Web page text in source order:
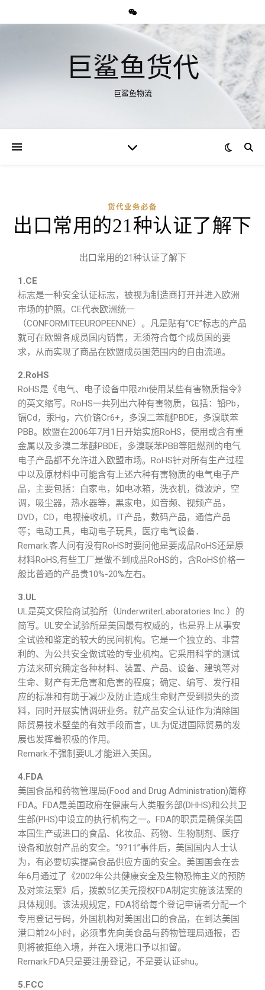
巨鲨鱼货代
巨鲨鱼物流
货代业务必备
出口常用的21种认证了解下
出口常用的21种认证了解下
1.CE
标志是一种安全认证标志，被视为制造商打开并进入欧洲
市场的护照。CE代表欧洲统一
（CONFORMITEEUROPEENNE）。凡是贴有“CE”标志的产品
就可在欧盟各成员国内销售，无须符合每个成员国的要
求，从而实现了商品在欧盟成员国范围内的自由流通。
2.RoHS
RoHS是《电气、电子设备中限zhi使用某些有害物质指令》
的英文缩写。RoHS一共列出六种有害物质，包括：铅Pb，
镉Cd，汞Hg，六价铬Cr6+，多溴二苯醚PBDE，多溴联苯
PBB。欧盟在2006年7月1日开始实施RoHS，使用或含有重
金属以及多溴二苯醚PBDE，多溴联苯PBB等阻燃剂的电气
电子产品都不允许进入欧盟市场。RoHS针对所有生产过程
中以及原材料中可能含有上述六种有害物质的电气电子产
品，主要包括：白家电，如电冰箱，洗衣机，微波炉，空
调，吸尘器，热水器等，黑家电，如音频、视频产品，
DVD，CD，电视接收机，IT产品，数码产品，通信产品
等；电动工具，电动电子玩具，医疗电气设备．
Remark:客人问有没有RoHS时要问他是要成品RoHS还是原
材料RoHS,有些工厂是做不到成品RoHS的，含RoHS价格一
般比普通的产品贵10%-20%左右。
3.UL
UL是英文保险商试验所（UnderwriterLaboratories Inc.）的
简写。UL安全试验所是美国最有权威的，也是界上从事安
全试验和鉴定的较大的民间机构。它是一个独立的、非营
利的、为公共安全做试验的专业机构。它采用科学的测试
方法来研究确定各种材料、装置、产品、设备、建筑等对
生命、财产有无危害和危害的程度；确定、编写、发行相
应的标准和有助于减少及防止造成生命财产受到损失的资
料，同时开展实情调研业务。就产品安全认证作为消除国
际贸易技术壁垒的有效手段而言，UL为促进国际贸易的发
展也发挥着积极的作用。
Remark:不强制要UL才能进入美国。
4.FDA
美国食品和药物管理局(Food and Drug Administration)简称
FDA。FDA是美国政府在健康与人类服务部(DHHS)和公共卫
生部(PHS)中设立的执行机构之一。FDA的职责是确保美国
本国生产或进口的食品、化妆品、药物、生物制剂、医疗
设备和放射产品的安全。“9?11”事件后，美国国内人士认
为，有必要切实提高食品供应方面的安全。美国国会在去
年6月通过了《2002年公共健康安全及生物恐怖主义的预防
及对策法案》后，拨款5亿美元授权FDA制定实施该法案的
具体规则。该法规规定，FDA将给每个登记申请者分配一个
专用登记号码，外国机构对美国出口的食品，在到达美国
港口前24小时，必须事先向美食品与药物管理局通报，否
则将被拒绝入境，并在入境港口予以扣留。
Remark:FDA只是要注册登记，不是要认证shu。
5.FCC